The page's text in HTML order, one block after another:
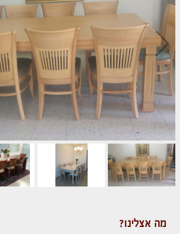
מה אצלינו?